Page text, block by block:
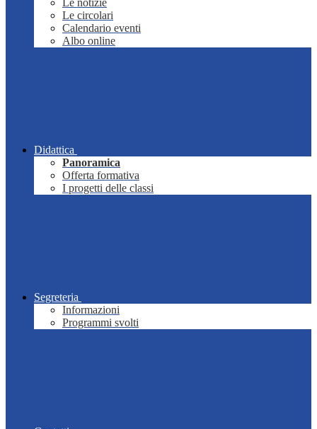
Le notizie
Le circolari
Calendario eventi
Albo online
Didattica
Panoramica
Offerta formativa
I progetti delle classi
Segreteria
Informazioni
Programmi svolti